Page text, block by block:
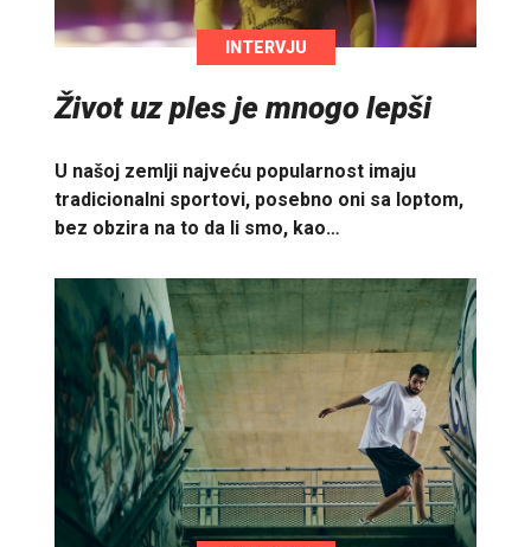
INTERVJU
Život uz ples je mnogo lepši
U našoj zemlji najveću popularnost imaju
tradicionalni sportovi, posebno oni sa loptom,
bez obzira na to da li smo, kao…